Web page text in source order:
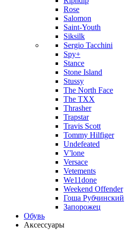
Rose
Salomon
Saint-Youth
Siksilk
Sergio Tacchini
Spy+
Stance
Stone Island
Stussy
The North Face
The TXX
Thrasher
Trapstar
Travis Scott
Tommy Hilfiger
Undefeated
V'lone
Versace
Vetements
We11done
Weekend Offender
Гоша Рубчинский
Запорожец
Обувь
Аксессуары